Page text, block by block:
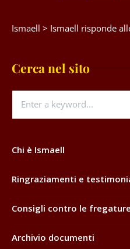
Ismaell > Ismaell risponde
Cerca nel sito
Chi è Ismaell
Ringraziamenti e
Consigli contro le fregature
Archivio documenti